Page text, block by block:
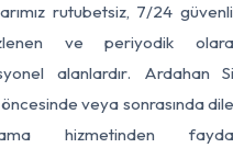
rutubetsiz, 7/24
ve periyodik
alanlardır. Ardahan
veya sonrasında
hizmetinden